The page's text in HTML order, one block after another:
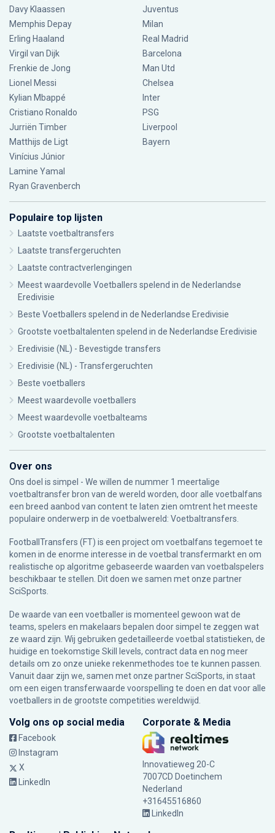
Davy Klaassen
Memphis Depay
Erling Haaland
Virgil van Dijk
Frenkie de Jong
Lionel Messi
Kylian Mbappé
Cristiano Ronaldo
Jurriën Timber
Matthijs de Ligt
Vinícius Júnior
Lamine Yamal
Ryan Gravenberch
Juventus
Milan
Real Madrid
Barcelona
Man Utd
Chelsea
Inter
PSG
Liverpool
Bayern
Populaire top lijsten
Laatste voetbaltransfers
Laatste transfergeruchten
Laatste contractverlengingen
Meest waardevolle Voetballers spelend in de Nederlandse
Eredivisie
Beste Voetballers spelend in de Nederlandse Eredivisie
Grootste voetbaltalenten spelend in de Nederlandse Eredivisie
Eredivisie (NL) - Bevestigde transfers
Eredivisie (NL) - Transfergeruchten
Beste voetballers
Meest waardevolle voetballers
Meest waardevolle voetbalteams
Grootste voetbaltalenten
Over ons
Ons doel is simpel - We willen de nummer 1 meertalige
voetbaltransfer bron van de wereld worden, door alle voetbalfans
een breed aanbod van content te laten zien omtrent het meeste
populaire onderwerp in de voetbalwereld: Voetbaltransfers.
FootballTransfers (FT) is een project om voetbalfans tegemoet te
komen in de enorme interesse in de voetbal transfermarkt en om
realistische op algoritme gebaseerde waarden van voetbalspelers
beschikbaar te stellen. Dit doen we samen met onze partner
SciSports
De waarde van een voetballer is momenteel gewoon wat de
teams, spelers en makelaars bepalen door simpel te zeggen wat
ze waard zijn. Wij gebruiken gedetailleerde voetbal statistieken, de
huidige en toekomstige Skill levels, contract data en nog meer
details om zo onze unieke rekenmethodes toe te kunnen passen.
Vanuit daar zijn we, samen met onze partner SciSports, in staat
om een eigen transferwaarde voorspelling te doen en dat voor alle
voetballers in de grootste competities wereldwijd.
Volg ons op social media
Facebook
Instagram
X
LinkedIn
Corporate & Media
Innovatieweg 20-C
7007CD Doetinchem
Nederland
+31645516860
LinkedIn